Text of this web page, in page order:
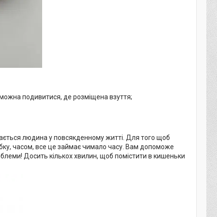
подивитися, де розміщена взуття;
людина у повсякденному житті. Для того щоб
часом, все це займає чимало часу. Вам допоможе
Досить кількох хвилин, щоб помістити в кишеньки